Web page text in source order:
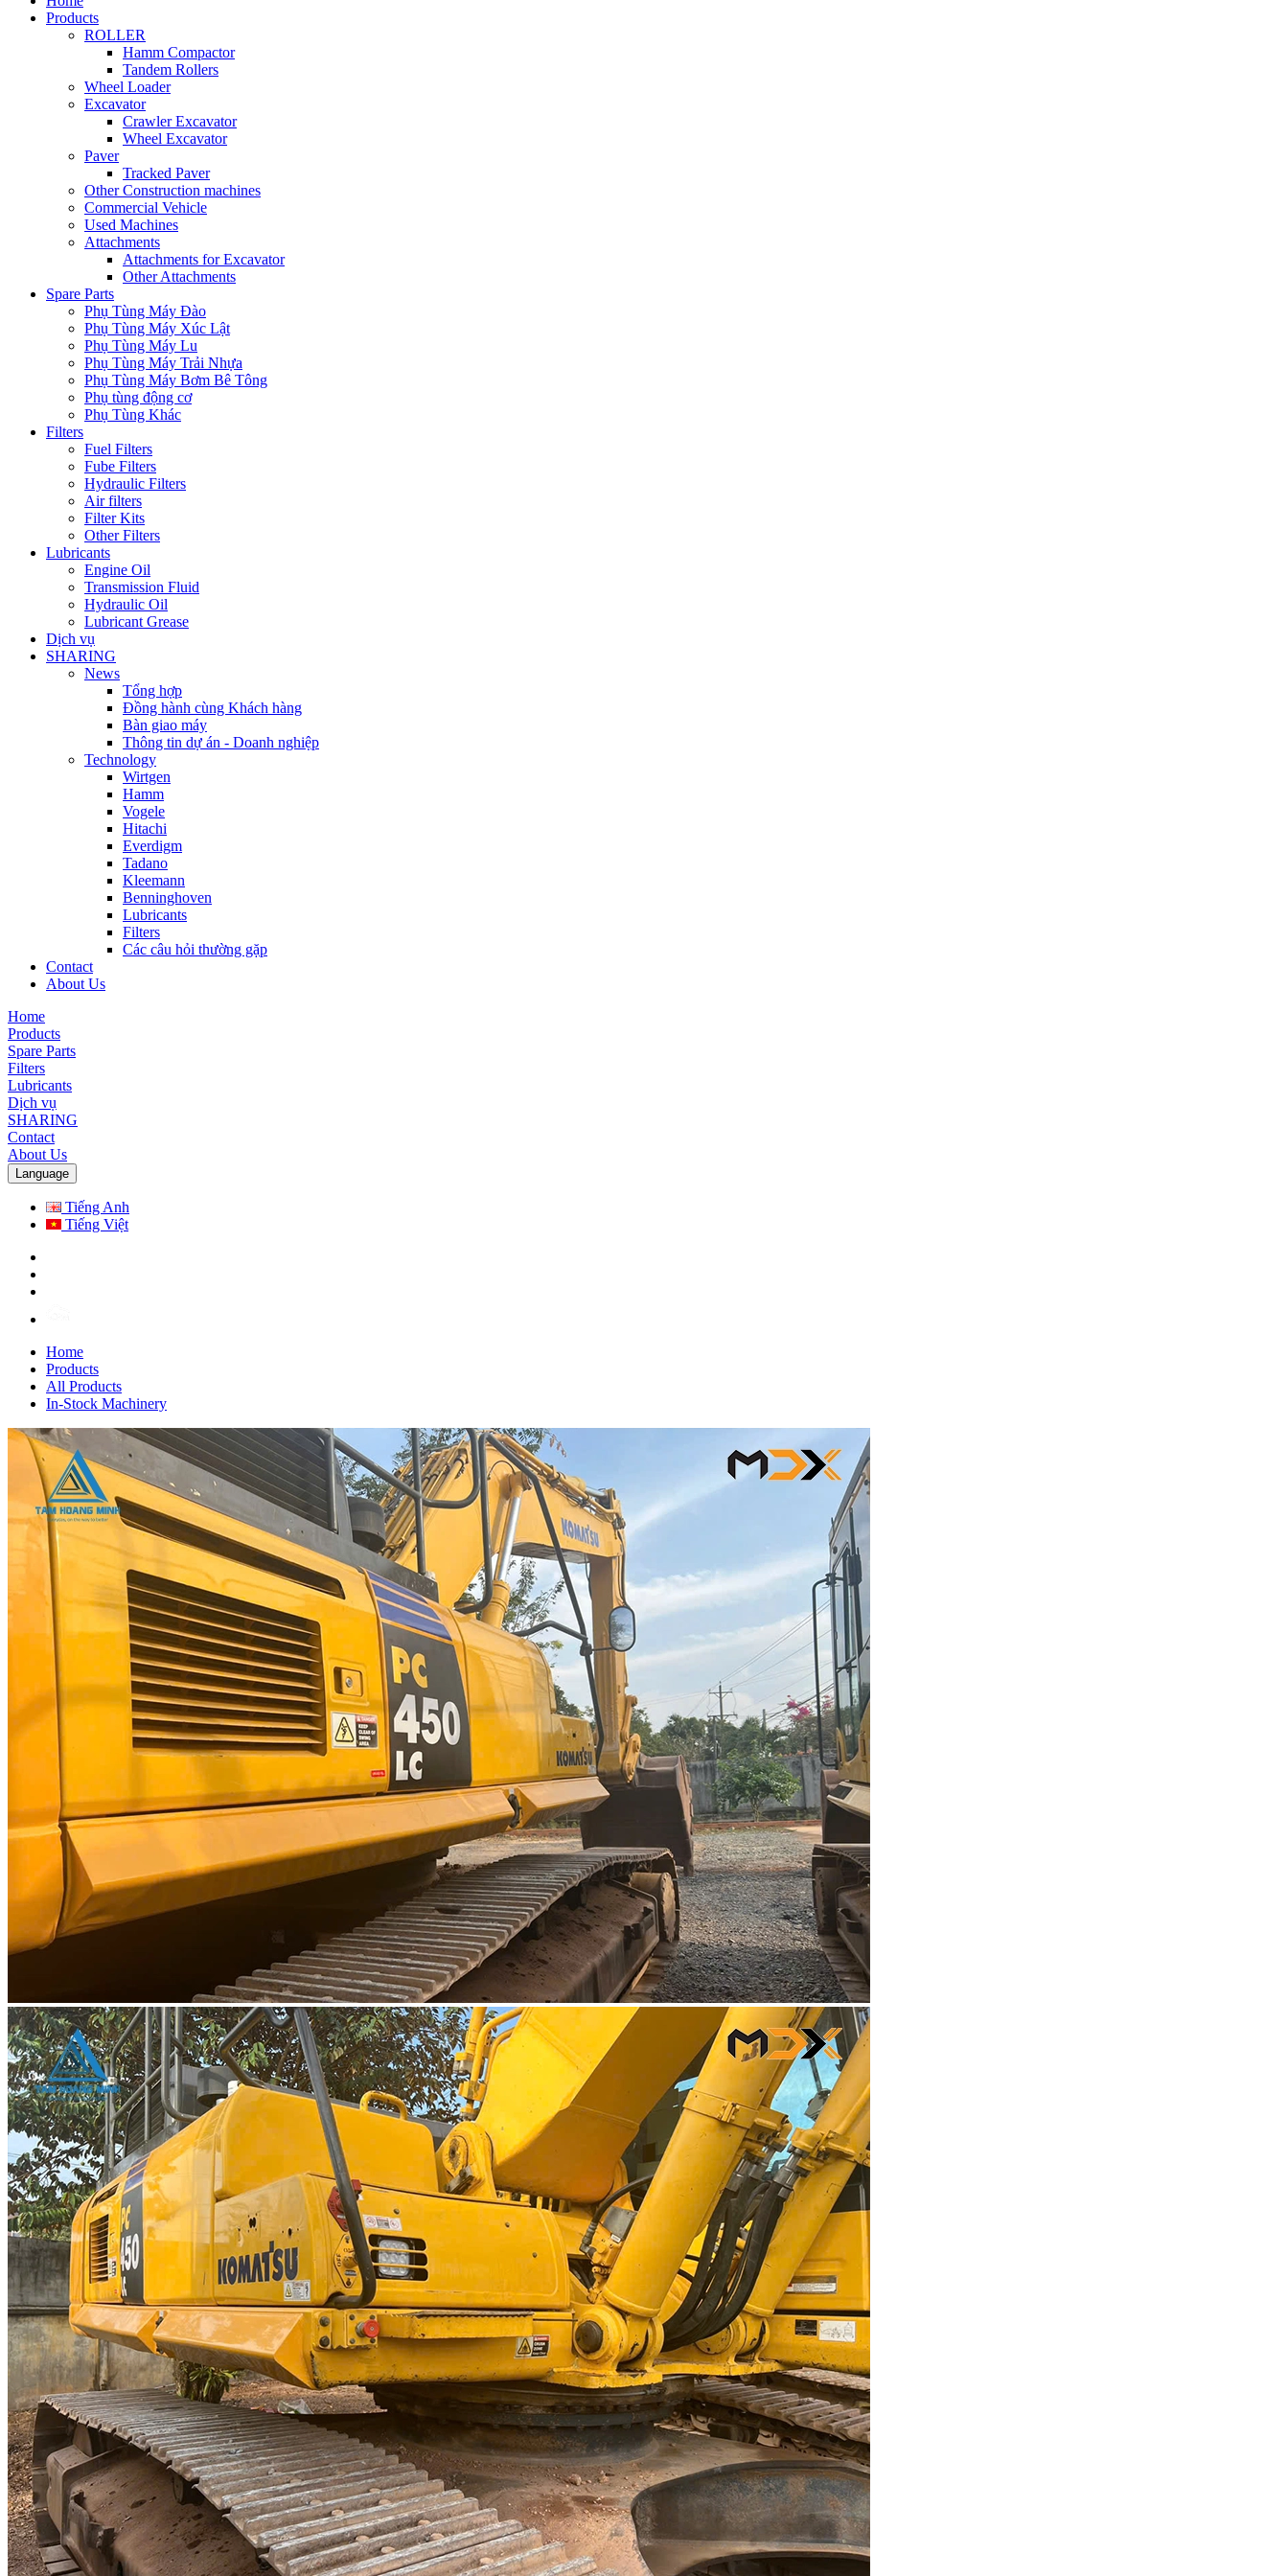
Products
ROLLER
Hamm Compactor
Tandem Rollers
Wheel Loader
Excavator
Crawler Excavator
Wheel Excavator
Paver
Tracked Paver
Other Construction machines
Commercial Vehicle
Used Machines
Attachments
Attachments for Excavator
Other Attachments
Spare Parts
Phụ Tùng Máy Đào
Phụ Tùng Máy Xúc Lật
Phụ Tùng Máy Lu
Phụ Tùng Máy Trải Nhựa
Phụ Tùng Máy Bơm Bê Tông
Phụ tùng động cơ
Phụ Tùng Khác
Filters
Fuel Filters
Fube Filters
Hydraulic Filters
Air filters
Filter Kits
Other Filters
Lubricants
Engine Oil
Transmission Fluid
Hydraulic Oil
Lubricant Grease
Dịch vụ
SHARING
News
Tổng hợp
Đồng hành cùng Khách hàng
Bàn giao máy
Thông tin dự án - Doanh nghiệp
Technology
Wirtgen
Hamm
Vogele
Hitachi
Everdigm
Tadano
Kleemann
Benninghoven
Lubricants
Filters
Các câu hỏi thường gặp
Contact
About Us
Home
Products
Spare Parts
Filters
Lubricants
Dịch vụ
SHARING
Contact
About Us
Language
Tiếng Anh
Tiếng Việt
Home
Products
All Products
In-Stock Machinery